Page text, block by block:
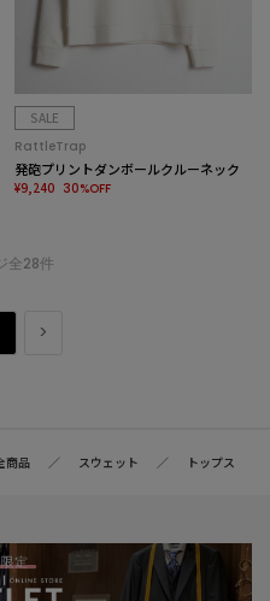
SALE
RattleTrap
発砲プリントダンボールクルーネック
¥9,240 30%OFF
全28件
商品 スウェット トップス